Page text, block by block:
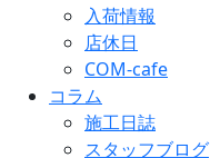
入荷情報
店休日
COM-cafe
コラム
施工日誌
スタッフブログ